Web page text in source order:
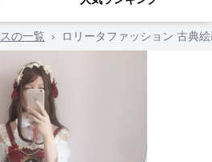
の一覧 › ロリータファッション 古典